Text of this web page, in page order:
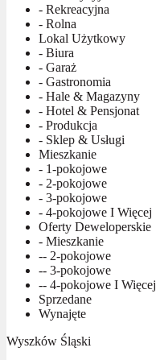
- Rekreacyjna
- Rolna
Lokal Użytkowy
- Biura
- Garaż
- Gastronomia
- Hale & Magazyny
- Hotel & Pensjonat
- Produkcja
- Sklep & Usługi
Mieszkanie
- 1-pokojowe
- 2-pokojowe
- 3-pokojowe
- 4-pokojowe I Więcej
Oferty Deweloperskie
- Mieszkanie
-- 2-pokojowe
-- 3-pokojowe
-- 4-pokojowe I Więcej
Sprzedane
Wynajęte
Wyszków Śląski